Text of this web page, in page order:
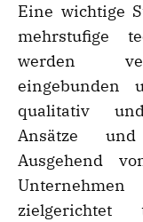
Eine wichtige
mehrstufige
werden
eingebunden
qualitativ
Ansätze und
Ausgehend
zielgerichtet